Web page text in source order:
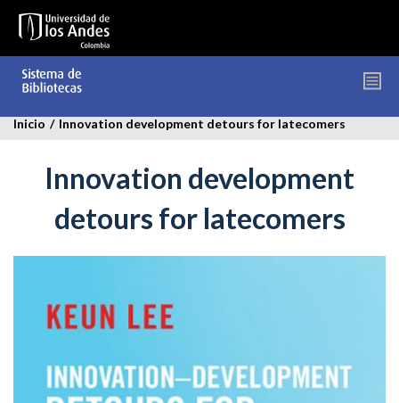
contenido
Inicio / Innovation development detours for latecomers
Innovation development
detours for latecomers